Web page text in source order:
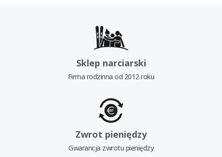
Sklep narciarski
Firma rodzinna od 2012 roku
Zwrot pieniędzy
Gwarancja zwrotu pieniędzy